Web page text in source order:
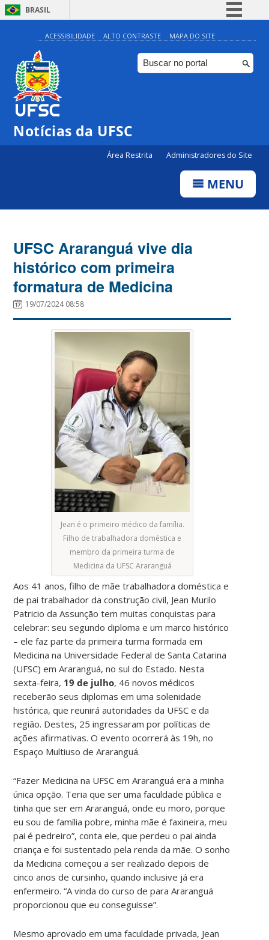
BRASIL
Simplifique!
Comunica BR
Participe
ACESSIBILIDADE ALTO CONTRASTE MAPA DO SITE
Notícias da UFSC
Área Restrita Administradores do Site
MENU
UFSC Araranguá vive dia
histórico com primeira
formatura de Medicina
19/07/2024 08:58
Jean é o primeiro médico da família.
Filho de trabalhadora doméstica e
membro da primeira turma de
Medicina da UFSC Araranguá
Aos 41 anos, filho de mãe trabalhadora doméstica e
de pai trabalhador da construção civil, Jean Murilo
Patricio da Assunção tem muitas conquistas para
celebrar: seu segundo diploma e um marco histórico
– ele faz parte da primeira turma formada em
Medicina na Universidade Federal de Santa Catarina
(UFSC) em Araranguá, no sul do Estado. Nesta
sexta-feira, 19 de julho, 46 novos médicos
receberão seus diplomas em uma solenidade
histórica, que reunirá autoridades da UFSC e da
região. Destes, 25 ingressaram por políticas de
ações afirmativas. O evento ocorrerá às 19h, no
Espaço Multiuso de Araranguá.
“Fazer Medicina na UFSC em Araranguá era a minha
única opção. Teria que ser uma faculdade pública e
tinha que ser em Araranguá, onde eu moro, porque
eu sou de família pobre, minha mãe é faxineira, meu
pai é pedreiro”, conta ele, que perdeu o pai ainda
criança e foi sustentado pela renda da mãe. O sonho
da Medicina começou a ser realizado depois de
cinco anos de cursinho, quando inclusive já era
enfermeiro. “A vinda do curso de para Araranguá
proporcionou que eu conseguisse”.
Mesmo aprovado em uma faculdade privada, Jean